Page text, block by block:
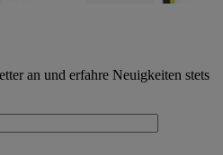
an und erfahre Neuigkeiten stets